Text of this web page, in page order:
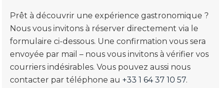
Prêt à découvrir une expérience gastronomique ?
Nous vous invitons à réserver directement via le
formulaire ci-dessous. Une confirmation vous sera
envoyée par mail – nous vous invitons à vérifier vos
courriers indésirables. Vous pouvez aussi nous
contacter par téléphone au +33 1 64 37 10 57.